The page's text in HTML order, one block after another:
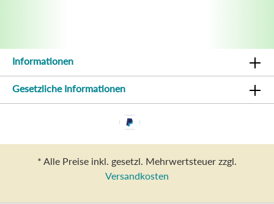
Informationen
Gesetzliche Informationen
* Alle Preise inkl. gesetzl. Mehrwertsteuer zzgl.
Versandkosten